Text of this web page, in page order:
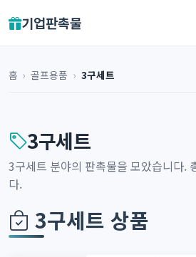
기업판촉물
홈 › 골프용품 › 3구세트
3구세트
3구세트 분야의 판촉물을 모았습니다.
다.
3구세트 상품